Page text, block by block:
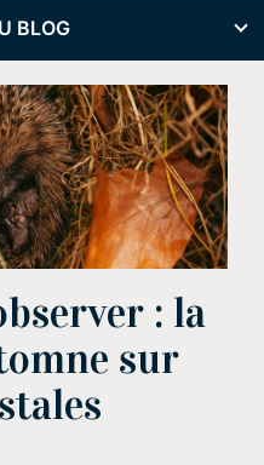
BLOG
: la
sur